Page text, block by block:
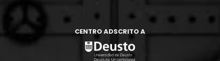
CENTRO ADSCRITO A